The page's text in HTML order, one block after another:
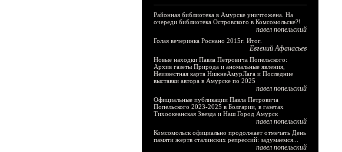
Районная библиотека в Амурске уничтожена. На
очереди библиотека Островского в Комсомольске?!
павел попельский
Голая вечеринка Роснано 2015г. Итог.
Евгений Афанасьев
Новые находки Павла Петровича Попельского:
Архив газеты Природа и аномальные явления,
Неизвестная карта НижнеАмурЛага и Последние
выставки автора в Амурске по 2025
павел попельский
Официальные публикации Павла Петровича
Попельского 2023-2025 в Болгарии, в газетах
Тихоокеанская Звезда и Наш Город Амурск
павел попельский
Комсомольск официально продолжает отмечать День
памяти жертв сталинских репрессий: задумаемся...
павел попельский